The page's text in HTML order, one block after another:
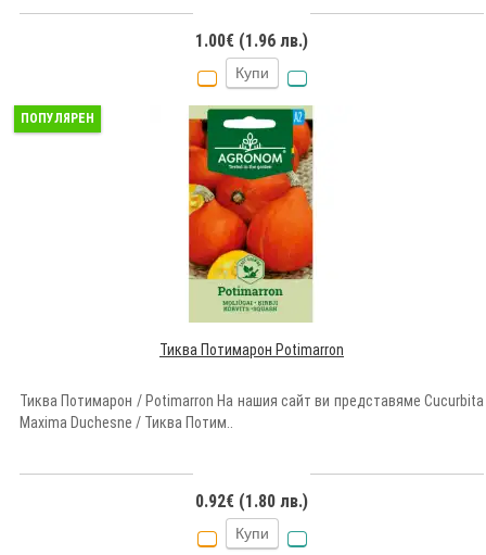
1.00€ (1.96 лв.)
Купи
ПОПУЛЯРЕН
Тиква Потимарон Potimarron
Тиква Потимарон / Potimarron На нашия сайт ви представяме Cucurbita
Maxima Duchesne / Тиква Потим..
0.92€ (1.80 лв.)
Купи